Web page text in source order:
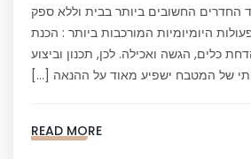
החשובים ביותר בבית וללא ספק
היומיומיות המורכבות ביותר : הכנת
כלים, הגשה ואכילה. לכן, תכנון וביצוע
של המטבח ישפיע מאוד על ההנאה […]
READ MORE